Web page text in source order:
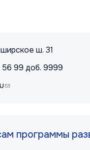
ш. 31
99 доб. 9999
(link sends e-mail)
программы